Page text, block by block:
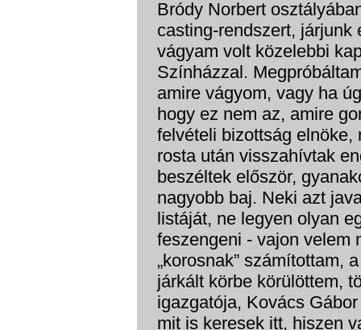
Bródy Norbert
casting-rendszert, járjunk
vágyam volt közelebbi
Színházzal.
amire vágyom, vagy ha
hogy ez nem az, amire
felvételi bizottság
rosta után visszahívtak
beszéltek először,
nagyobb baj. Neki azt
listáját, ne legyen olyan
feszengeni - vajon velem
„korosnak” számítottam,
járkált körbe körülöttem,
igazgatója, Kovács
mit is keresek itt, hiszen